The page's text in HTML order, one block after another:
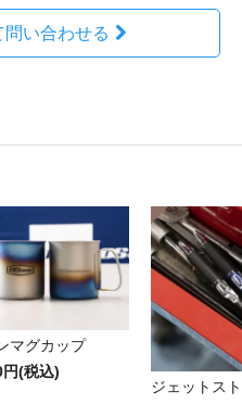
い合わせる
マグカップ
(税込)
ジェットス